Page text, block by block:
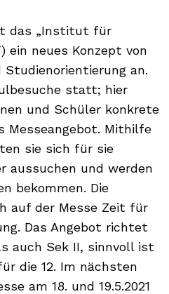
das „Institut für
ein neues Konzept von
an.
statt; hier
und Schüler konkrete
Messeangebot. Mithilfe
sie sich für sie
aussuchen und werden
bekommen. Die
auf der Messe Zeit für
Das Angebot richtet
auch Sek II, sinnvoll ist
die 12. Im nächsten
am 18. und 19.5.2021